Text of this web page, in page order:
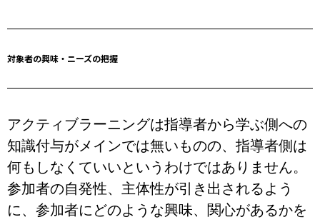
対象者の興味・ニーズの把握
アクティブラーニングは指導者から学ぶ側への
知識付与がメインでは無いものの、指導者側は
何もしなくていいというわけではありません。
参加者の自発性、主体性が引き出されるよう
に、参加者にどのような興味、関心があるかを